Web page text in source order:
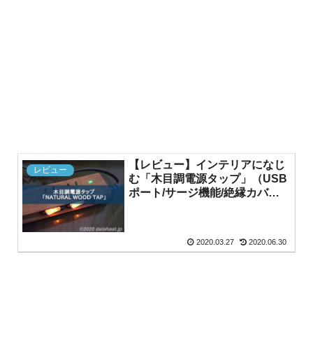
レビュー
【レビュー】インテリアになじ
む「木目調電源タップ」（USB
ポート/サージ機能/絶縁カバー
2020.03.27 2020.06.30